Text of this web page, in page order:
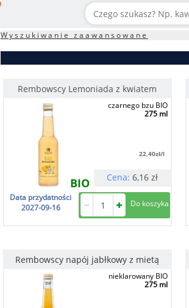
Wyszukiwanie zaawansowane
Rembowscy Lemoniada z kwiatem
BIO
czarnego bzu BIO
275 ml
22,40zł/l
Cena: 6,16 zł
Data przydatności
2027-09-16
Rembowscy napój jabłkowy z mietą
nieklarowany BIO
275 ml